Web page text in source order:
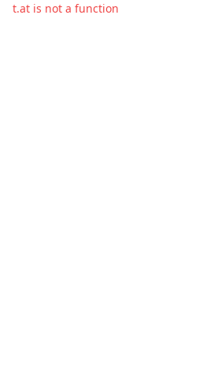
t.at is not a function